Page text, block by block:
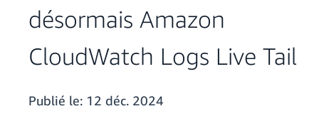
désormais Amazon
CloudWatch Logs Live Tail
Publié le: 12 déc. 2024